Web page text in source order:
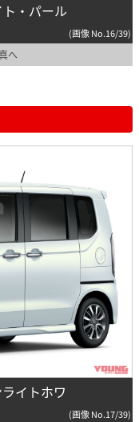
ト・パール
(画像 No.16/39)
へ
イトホワ
(画像 No.17/39)